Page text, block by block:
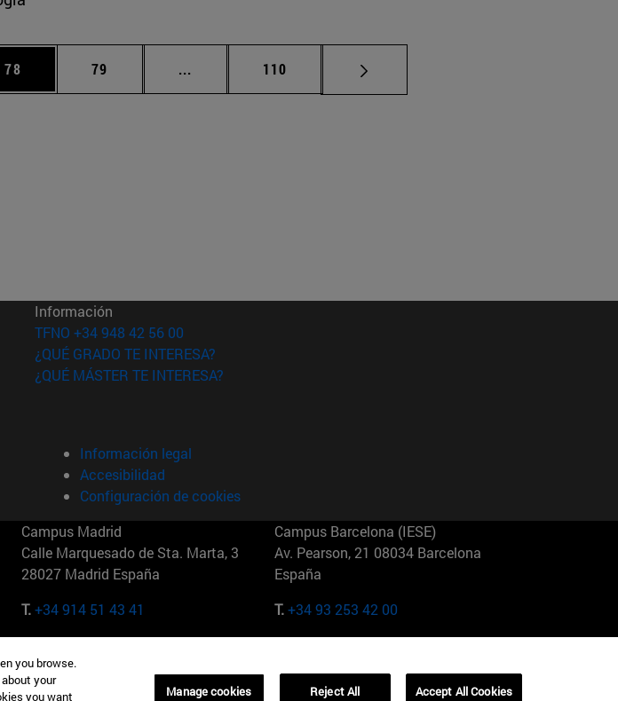
TAB para desplazarse.
Página
78 Página
79 ... Páginas intermedias Use TAB para desplazarse.
Página
110
ventana)
nueva ventana)
ventana)
Información
TFNO +34 948 42 56 00
¿QUÉ GRADO TE INTERESA?
¿QUÉ MÁSTER TE INTERESA?
Información legal
Accesibilidad
Configuración de cookies
Campus Madrid
Calle Marquesado de Sta. Marta, 3
28027 Madrid España
T.+34 914 51 43 41
Campus Barcelona (IESE)
Av. Pearson, 21 08034 Barcelona
España
T.+34 93 253 42 00
Maria-Theresia-Straße 15 81675
Múnich Alemania
01321001 Bela Vista Brasil
you browse.
your
you want
Manage cookies Reject All Accept All Cookies